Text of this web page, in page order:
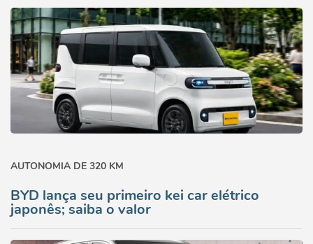
AUTONOMIA DE 320 KM
BYD lança seu primeiro kei car elétrico
japonês; saiba o valor